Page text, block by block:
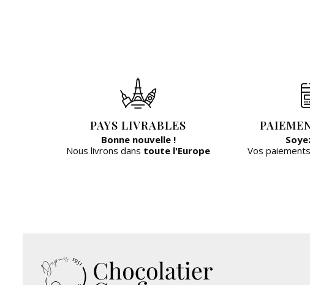
PAYS LIVRABLES
Bonne nouvelle !
Nous livrons dans toute l'Europe
Vos